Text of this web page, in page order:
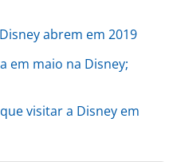
abrem em 2019
em maio na Disney;
visitar a Disney em